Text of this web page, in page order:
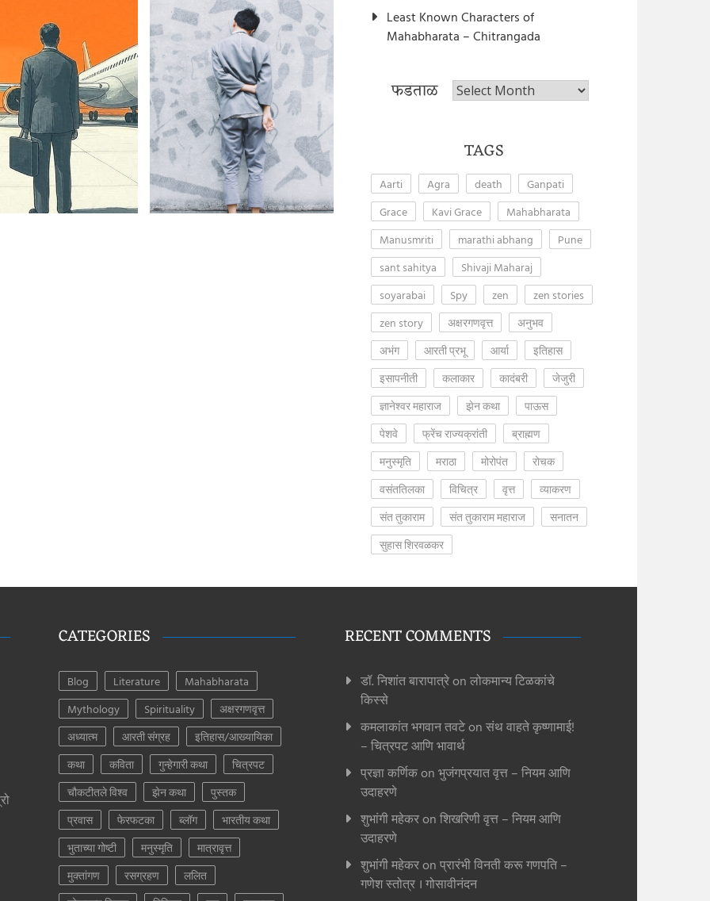
Least Known Characters of
Mahabharata – Chitrangada
फडताळ फडताळ
TAGS
Aarti Agra death
Ganpati
Grace
Kavi Grace
Mahabharata
Manusmriti
marathi abhang
Pune
sant sahitya
Shivaji Maharaj
soyarabai
Spy zen
zen stories
zen story
अक्षरगणवृत्त
अनुभव
अभंग
आरती प्रभू आर्या
इतिहास
इसापनीती
कलाकार कादंबरी
जेजुरी
ज्ञानेश्वर महाराज
झेन कथा
पाऊस
पेशवे
फ्रेंच राज्यक्रांती
ब्राह्मण
मनुस्मृति
मराठा मोरोपंत
रोचक
वसंततिलका
विचित्र वृत्त
व्याकरण
संत तुकाराम
संत तुकाराम महाराज
सनातन
सुहास शिरवळकर
CATEGORIES
Blog Literature
Mahabharata
Mythology
Spirituality
अक्षरगणवृत्त
अध्यात्म
आरती संग्रह
इतिहास/आख्यायिका
कथा
कविता गुन्हेगारी कथा
चित्रपट
चौकटीतले विश्व
झेन कथा
पुस्तक
प्रवास
फेरफटका ब्लॉग
भारतीय कथा
भुताच्या गोष्टी
मनुस्मृति
मात्रावृत्त
मुक्तांगण
रसग्रहण
ललित
RECENT COMMENTS
डॉ. निशांत बारापात्रेon लोकमान्य टिळकांचे
किस्से
कमलाकांत भगवान तवटेon संथ वाहते कृष्णामाई!
– चित्रपट आणि भावार्थ
प्रज्ञा कर्णिकon भुजंगप्रयात वृत्त – नियम आणि
उदाहरणे
शुभांगी महेकरon शिखरिणी वृत्त – नियम आणि
उदाहरणे
शुभांगी महेकरon प्रारंभी विनती करू गणपति –
गणेश स्तोत्र । गोसावीनंदन